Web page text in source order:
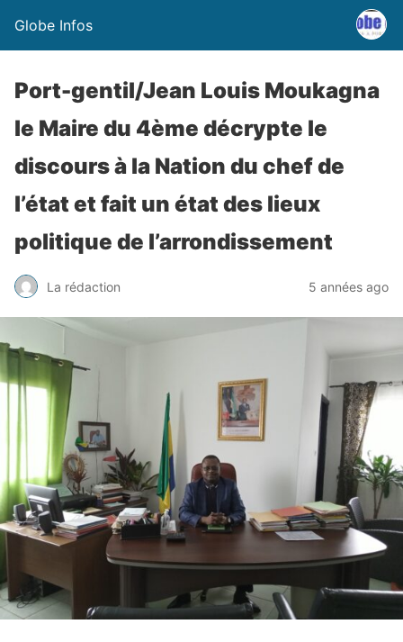
Globe Infos
Port-gentil/Jean Louis Moukagna
le Maire du 4ème décrypte le
discours à la Nation du chef de
l’état et fait un état des lieux
politique de l’arrondissement
La rédaction 5 années ago